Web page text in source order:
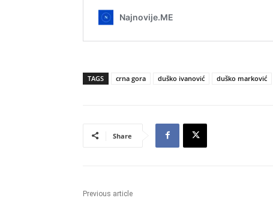
TAGS crna gora duško ivanović duško marković
Share
Previous article